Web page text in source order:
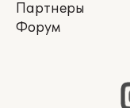
Партнеры
Форум